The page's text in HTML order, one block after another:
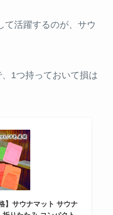
て活躍するのが、サウ
1つ持っておいて損は
】サウナマット サウナ